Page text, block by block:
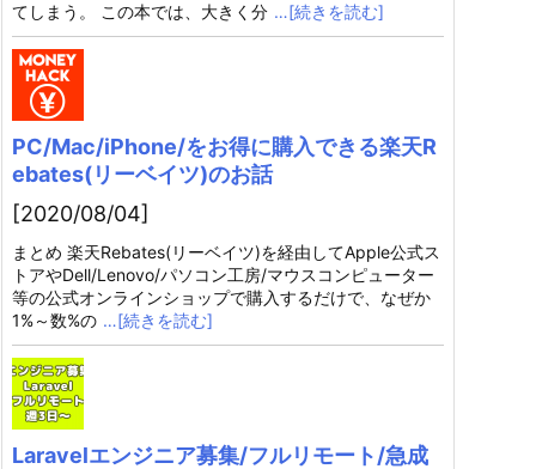
てしまう。 この本では、大きく分 …[続きを読む]
PC/Mac/iPhone/をお得に購入できる楽天R
ebates(リーベイツ)のお話
[2020/08/04]
まとめ 楽天Rebates(リーベイツ)を経由してApple公式ス
トアやDell/Lenovo/パソコン工房/マウスコンピューター
等の公式オンラインショップで購入するだけで、なぜか
1%～数%の …[続きを読む]
Laravelエンジニア募集/フルリモート/急成